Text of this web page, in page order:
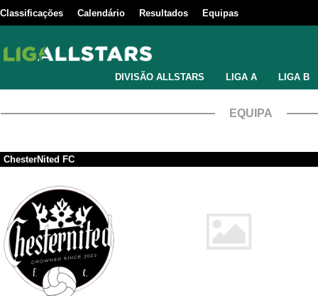
Classificações Calendário Resultados Equipas
DIVISÃO ALLSTARS LIGA A LIGA B
EQUIPA
ChesterNited FC